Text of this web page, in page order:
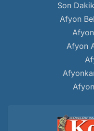
Son
Afyon
Afyon